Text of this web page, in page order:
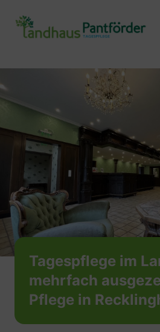
Tagespflege im
mehrfach
Pflege in